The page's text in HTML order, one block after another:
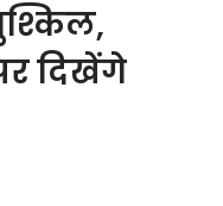
दिखेंगे